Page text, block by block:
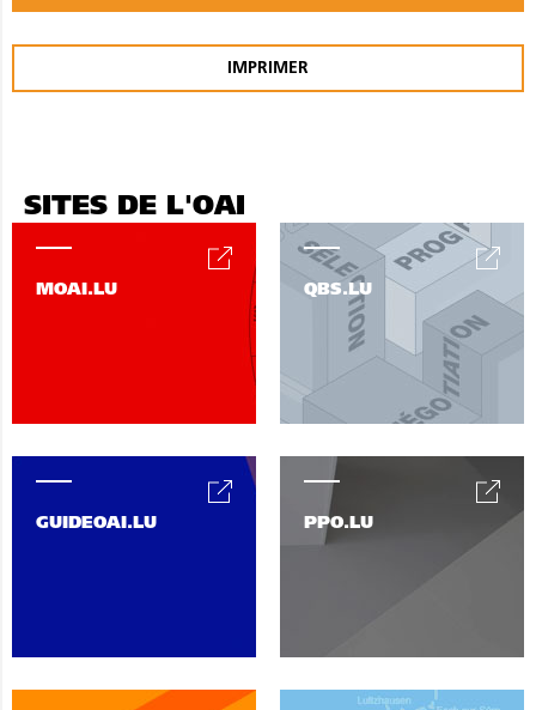
IMPRIMER
SITES DE L'OAI
MOAI.LU QBS.LU
PPO.LU
GUIDEOAI.LU